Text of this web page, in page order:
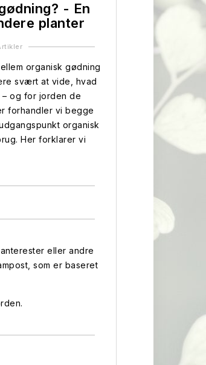
- En
planter
organisk gødning
svært at vide, hvad
og for jorden de
forhandler vi begge
organisk
Her forklarer vi
eller andre
som er baseret